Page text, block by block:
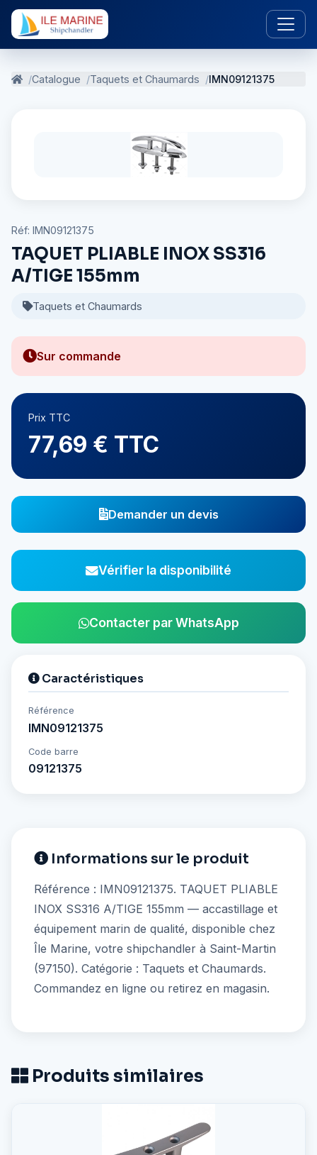
Catalogue Taquets et Chaumards IMN09121375
Réf: IMN09121375
TAQUET PLIABLE INOX SS316
A/TIGE 155mm
Taquets et Chaumards
Sur commande
Prix TTC
77,69 € TTC
Demander un devis
Vérifier la disponibilité
Contacter par WhatsApp
Caractéristiques
Référence
IMN09121375
Code barre
09121375
Informations sur le produit
Référence : IMN09121375. TAQUET PLIABLE
INOX SS316 A/TIGE 155mm — accastillage et
équipement marin de qualité, disponible chez
Île Marine, votre shipchandler à Saint-Martin
(97150). Catégorie : Taquets et Chaumards.
Commandez en ligne ou retirez en magasin.
Produits similaires